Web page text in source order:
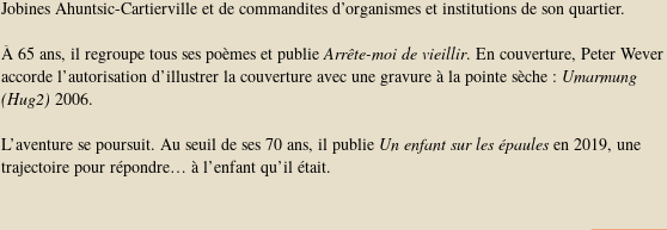
Jobines Ahuntsic-Cartierville et de commandites d’organismes et institutions de son quartier.
À 65 ans, il regroupe tous ses poèmes et publieArrête-moi de vieillir. En couverture, Peter
accorde l’autorisation d’illustrer la couverture avec une gravure à la pointe sèche : Umarmung
(Hug2) 2006.
L’aventure se poursuit. Au seuil de ses 70 ans, il publie Un enfant sur les épaules en 2019, une
trajectoire pour répondre… à l’enfant qu’il était.